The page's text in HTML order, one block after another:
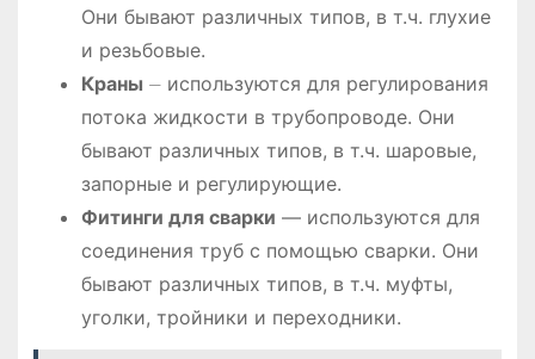
Они бывают различных типов, в т.ч. глухие
и резьбовые.
Краны ⏤ используются для регулирования
потока жидкости в трубопроводе. Они
бывают различных типов, в т.ч. шаровые,
запорные и регулирующие.
Фитинги для сварки ― используются для
соединения труб с помощью сварки. Они
бывают различных типов, в т.ч. муфты,
уголки, тройники и переходники.